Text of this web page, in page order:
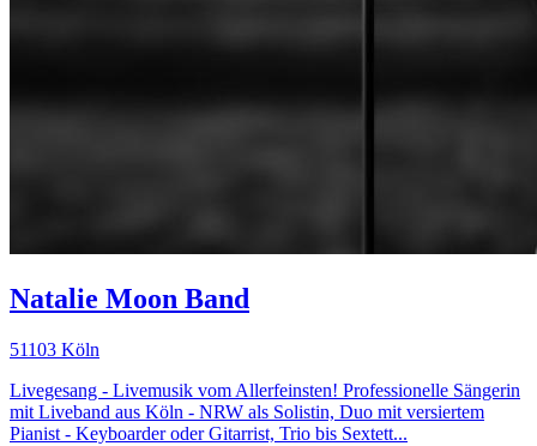
Natalie Moon Band
51103 Köln
Livegesang - Livemusik vom Allerfeinsten! Professionelle Sängerin
mit Liveband aus Köln - NRW als Solistin, Duo mit versiertem
Pianist - Keyboarder oder Gitarrist, Trio bis Sextett...